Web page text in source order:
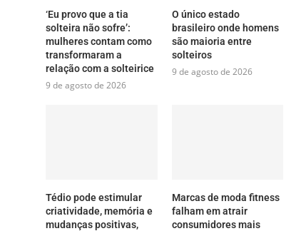
‘Eu provo que a tia
solteira não sofre’:
mulheres contam como
transformaram a
relação com a solteirice
9 de agosto de 2026
O único estado
brasileiro onde homens
são maioria entre
solteiros
9 de agosto de 2026
Tédio pode estimular
criatividade, memória e
mudanças positivas,
Marcas de moda fitness
falham em atrair
consumidores mais